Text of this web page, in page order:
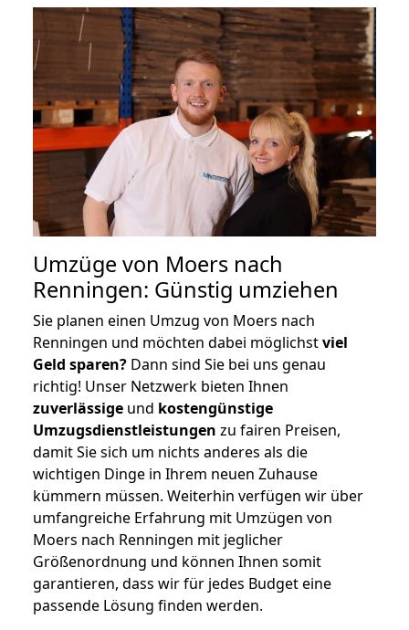
Umzüge von Moers nach
Renningen: Günstig umziehen
Sie planen einen Umzug von Moers nach
Renningen und möchten dabei möglichstviel
Geld sparen? Dann sind Sie bei uns genau
richtig! Unser Netzwerk bieten Ihnen
zuverlässige und kostengünstige
Umzugsdienstleistungen zu fairen Preisen,
damit Sie sich um nichts anderes als die
wichtigen Dinge in Ihrem neuen Zuhause
kümmern müssen. Weiterhin verfügen wir über
umfangreiche Erfahrung mit Umzügen von
Moers nach Renningen mit jeglicher
Größenordnung und können Ihnen somit
garantieren, dass wir für jedes Budget eine
passende Lösung finden werden.